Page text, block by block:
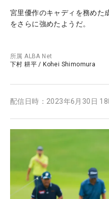
宮里優作のキャディを務めた
をさらに強めたようだ。
所属ALBA Net
下村 耕平 / Kohei Shimomura
配信日時： 2023年6月30日